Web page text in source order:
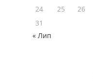
24
25 26
31
« Лип